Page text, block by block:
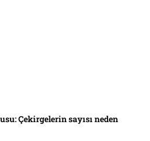
Çekirgelerin sayısı neden